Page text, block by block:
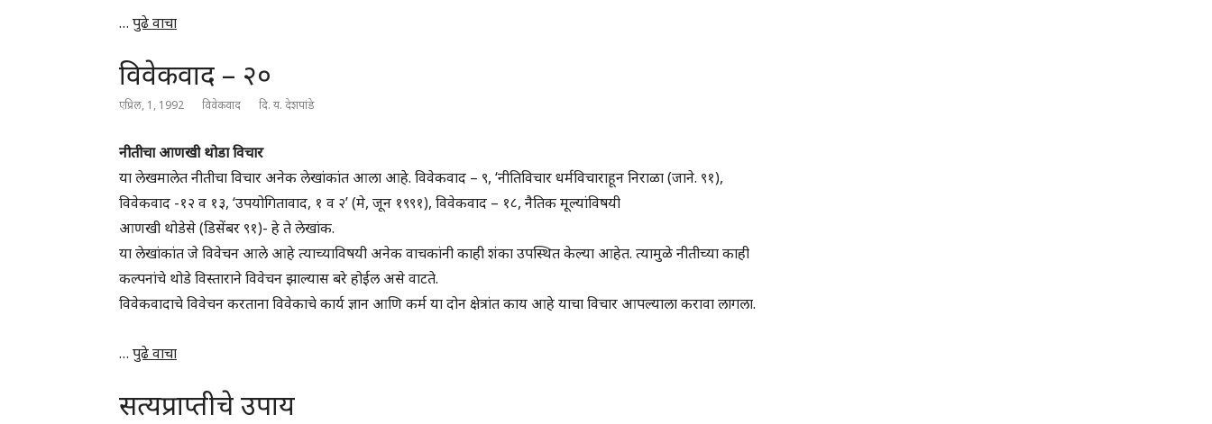
… पुढे वाचा
विवेकवाद – २०
एप्रिल, 1, 1992 विवेकवाद दि. य. देशपांडे
नीतीचा आणखी थोडा विचार
या लेखमालेत नीतीचा विचार अनेक लेखांकांत आला आहे. विवेकवाद – ९, ‘नीतिविचार धर्मविचाराहून निराळा (जाने. ९१),
विवेकवाद -१२ व १३, ‘उपयोगितावाद, १ व २’ (मे, जून १९९१), विवेकवाद – १८, नैतिक मूल्यांविषयी
आणखी थोडेसे (डिसेंबर ९१)- हे ते लेखांक.
या लेखांकांत जे विवेचन आले आहे त्याच्याविषयी अनेक वाचकांनी काही शंका उपस्थित केल्या आहेत. त्यामुळे नीतीच्या काही
कल्पनांचे थोडे विस्ताराने विवेचन झाल्यास बरे होईल असे वाटते.
विवेकवादाचे विवेचन करताना विवेकाचे कार्य ज्ञान आणि कर्म या दोन क्षेत्रांत काय आहे याचा विचार आपल्याला करावा लागला.
… पुढे वाचा
सत्यप्राप्तीचे उपाय